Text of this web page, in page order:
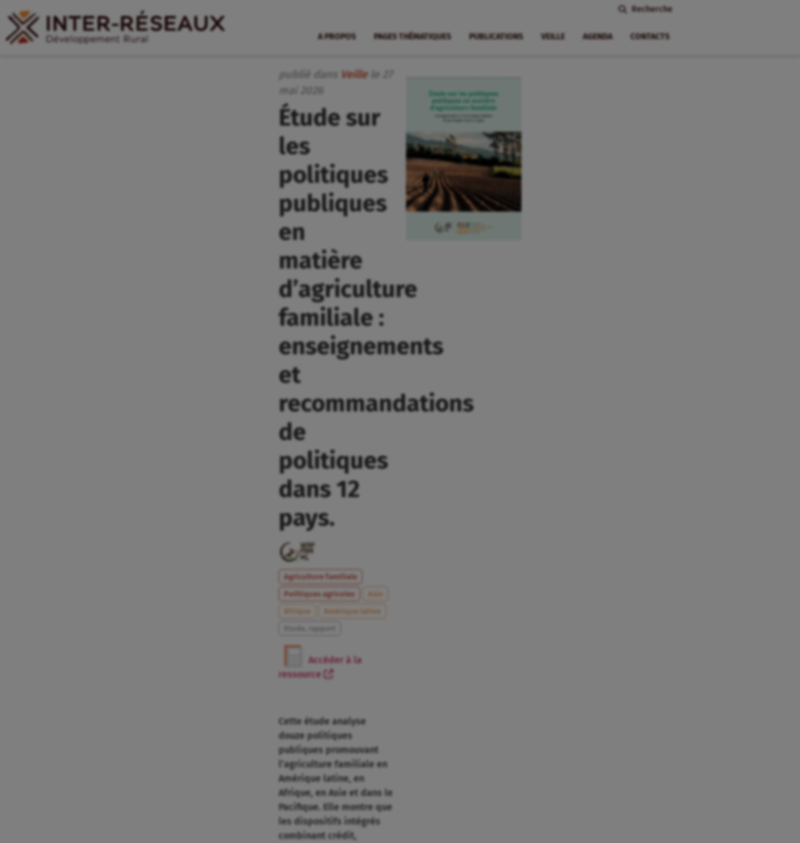
Recherche
A PROPOS PAGES THÉMATIQUES PUBLICATIONS VEILLE AGENDA CONTACTS
publié dans Veille le
mai
Étude sur
les
politiques
publiques
en
matière
d’agriculture
familiale :
enseignements
et
recommandations
de
politiques
dans 12
pays.
Agriculture familiale
Politiques agricoles
Asie
Afrique
Amérique latine
Accéder à la
ressource
Cette étude analyse
douze politiques
publiques promouvant
l’agriculture familiale en
Amérique latine, en
Afrique, en Asie et dans le
Pacifique. Elle montre que
les dispositifs intégrés
combinant crédit,